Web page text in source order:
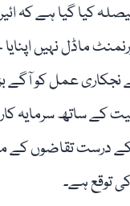
کیا گیا ہے کہ
ماڈل نہیں
نجکاری عمل کو آگے
کے ساتھ سرمایہ
کے درست تقاضوں کے
توقع ہے۔